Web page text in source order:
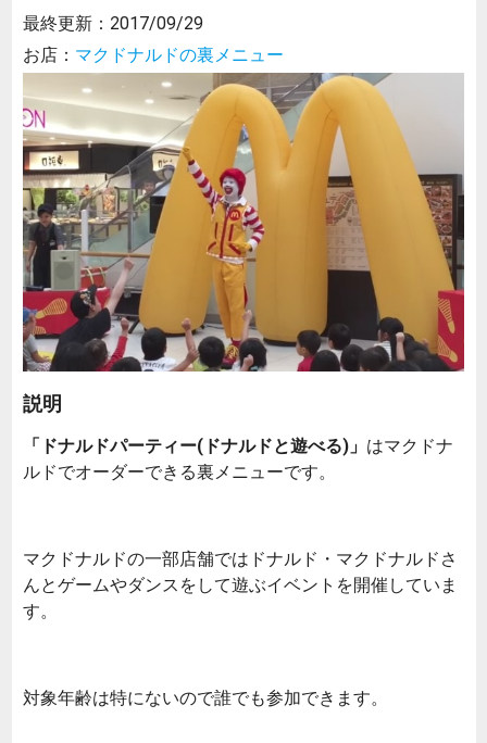
最終更新： 2017/09/29
お店： マクドナルドの裏メニュー
説明
「ドナルドパーティー(ドナルドと遊べる)」 はマクドナ
ルドでオーダーできる裏メニューです。
マクドナルドの一部店舗ではドナルド・マクドナルドさ
んとゲームやダンスをして遊ぶイベントを開催していま
す。
対象年齢は特にないので誰でも参加できます。